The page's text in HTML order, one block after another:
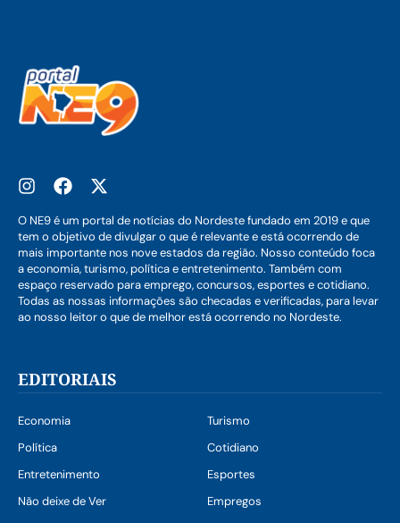
O NE9 é um portal de notícias do Nordeste fundado em 2019 e que
tem o objetivo de divulgar o que é relevante e está ocorrendo de
mais importante nos nove estados da região. Nosso conteúdo foca
a economia, turismo, política e entretenimento. Também com
espaço reservado para emprego, concursos, esportes e cotidiano.
Todas as nossas informações são checadas e verificadas, para levar
ao nosso leitor o que de melhor está ocorrendo no Nordeste.
EDITORIAIS
Economia
Turismo
Política
Cotidiano
Entretenimento
Esportes
Não deixe de Ver
Empregos